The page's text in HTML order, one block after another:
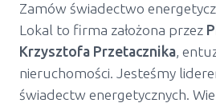
Zamów świadectwo
Lokal to firma założona przez
Krzysztofa Przetacznika,
nieruchomości. Jesteśmy
świadectw energetycznych.